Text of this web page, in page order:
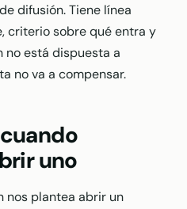
difusión. Tiene línea
criterio sobre qué entra y
no está dispuesta a
no va a compensar.
uno
nos plantea abrir un